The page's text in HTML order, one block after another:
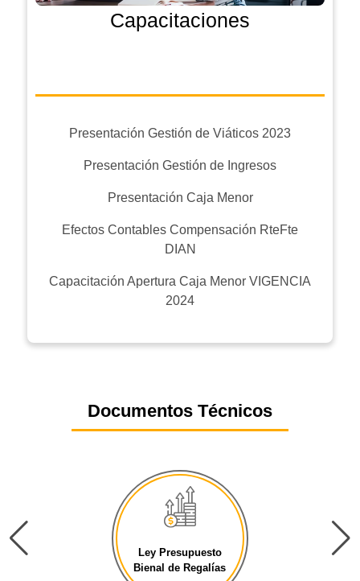
Capacitaciones
Presentación Gestión de Viáticos 2023
Presentación Gestión de Ingresos
Presentación Caja Menor
Efectos Contables Compensación RteFte
DIAN
Capacitación Apertura Caja Menor VIGENCIA
2024
Documentos Técnicos
Ley Presupuesto